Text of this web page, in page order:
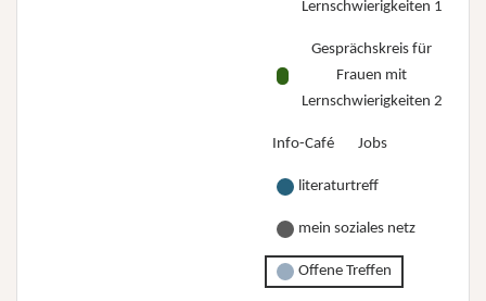
Lernschwierigkeiten 1
Gesprächskreis für
Frauen mit
Lernschwierigkeiten 2
Info-Café Jobs
literaturtreff
mein soziales netz
Offene Treffen